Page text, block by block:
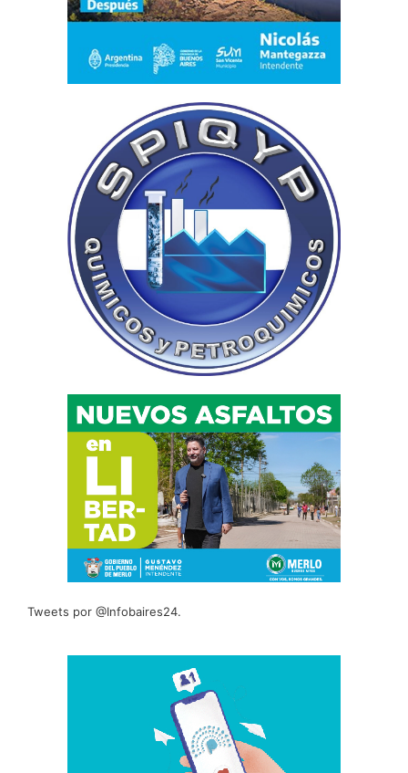
Tweets por @Infobaires24.